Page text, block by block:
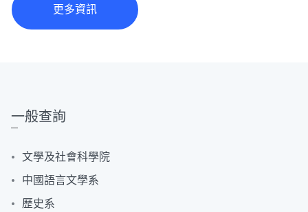
更多資訊
一般查詢
文學及社會科學院
中國語言文學系
歷史系